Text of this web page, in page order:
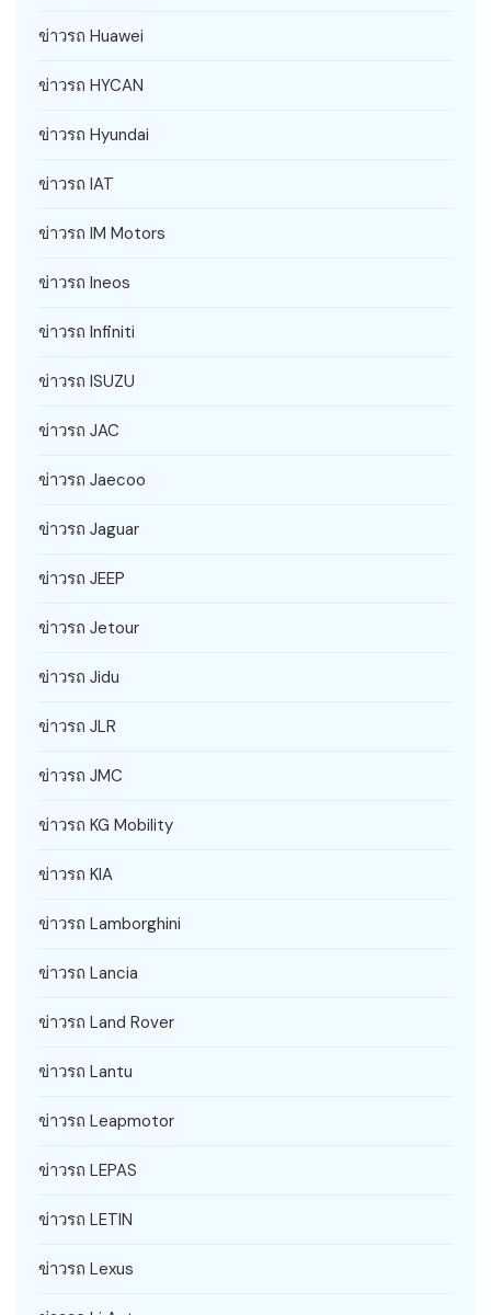
ข่าวรถ Huawei
ข่าวรถ HYCAN
ข่าวรถ Hyundai
ข่าวรถ IAT
ข่าวรถ IM Motors
ข่าวรถ Ineos
ข่าวรถ Infiniti
ข่าวรถ ISUZU
ข่าวรถ JAC
ข่าวรถ Jaecoo
ข่าวรถ Jaguar
ข่าวรถ JEEP
ข่าวรถ Jetour
ข่าวรถ Jidu
ข่าวรถ JLR
ข่าวรถ JMC
ข่าวรถ KG Mobility
ข่าวรถ KIA
ข่าวรถ Lamborghini
ข่าวรถ Lancia
ข่าวรถ Land Rover
ข่าวรถ Lantu
ข่าวรถ Leapmotor
ข่าวรถ LEPAS
ข่าวรถ LETIN
ข่าวรถ Lexus